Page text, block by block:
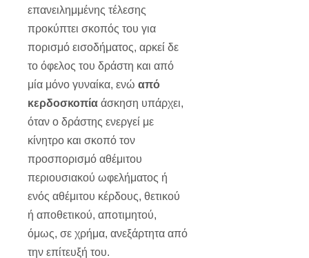
επανειλημμένης τέλεσης
προκύπτει σκοπός του για
πορισμό εισοδήματος, αρκεί δε
το όφελος του δράστη και από
μία μόνο γυναίκα, ενώ από
κερδοσκοπία άσκηση υπάρχει,
όταν ο δράστης ενεργεί με
κίνητρο και σκοπό τον
προσπορισμό αθέμιτου
περιουσιακού ωφελήματος ή
ενός αθέμιτου κέρδους, θετικού
ή αποθετικού, αποτιμητού,
όμως, σε χρήμα, ανεξάρτητα από
την επίτευξή του.